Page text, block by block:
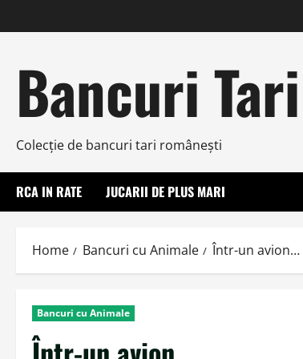
to
Bancuri Tari
Colecţie de bancuri tari româneşti
RCA IN RATE JUCARII DE PLUS MARI
Home Bancuri cu Animale Într-un avion…
Bancuri cu Animale